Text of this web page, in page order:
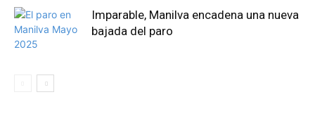
Imparable, Manilva encadena una nueva
bajada del paro